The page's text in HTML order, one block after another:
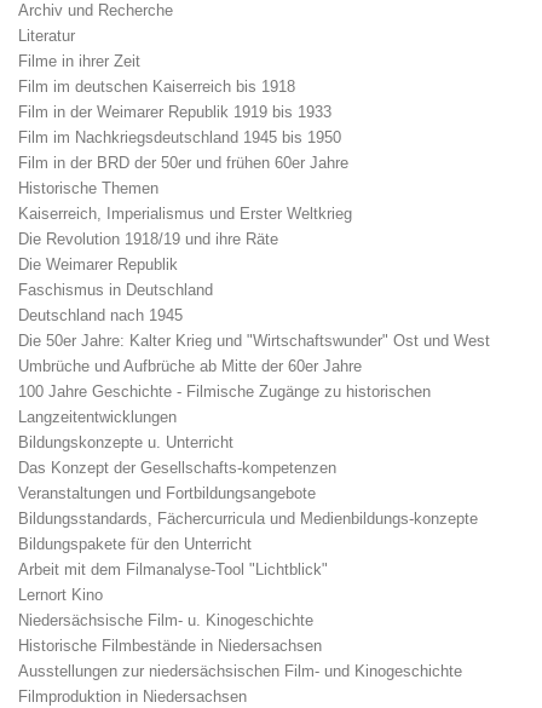
Archiv und Recherche
Literatur
Filme in ihrer Zeit
Film im deutschen Kaiserreich bis 1918
Film in der Weimarer Republik 1919 bis 1933
Film im Nachkriegsdeutschland 1945 bis 1950
Film in der BRD der 50er und frühen 60er Jahre
Historische Themen
Kaiserreich, Imperialismus und Erster Weltkrieg
Die Revolution 1918/19 und ihre Räte
Die Weimarer Republik
Faschismus in Deutschland
Deutschland nach 1945
Die 50er Jahre: Kalter Krieg und "Wirtschaftswunder" Ost und West
Umbrüche und Aufbrüche ab Mitte der 60er Jahre
100 Jahre Geschichte - Filmische Zugänge zu historischen
Langzeitentwicklungen
Bildungskonzepte u. Unterricht
Das Konzept der Gesellschafts-kompetenzen
Veranstaltungen und Fortbildungsangebote
Bildungsstandards, Fächercurricula und Medienbildungs-konzepte
Bildungspakete für den Unterricht
Arbeit mit dem Filmanalyse-Tool "Lichtblick"
Lernort Kino
Niedersächsische Film- u. Kinogeschichte
Historische Filmbestände in Niedersachsen
Ausstellungen zur niedersächsischen Film- und Kinogeschichte
Filmproduktion in Niedersachsen